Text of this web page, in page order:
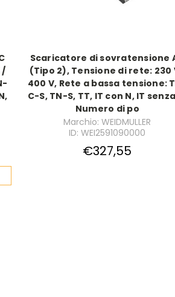
/
Scaricatore di sovratensione
(Tipo 2), Tensione di rete: 230
400 V, Rete a bassa tensione:
C-S, TN-S, TT, IT con N, IT
Numero di po
Marchio: WEIDMULLER
ID: WEI2591090000
€327,55